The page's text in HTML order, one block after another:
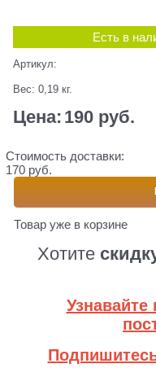
Есть в
Артикул:
Вес: 0,19 кг.
Цена: 190 руб.
Стоимость доставки:
170 руб.
Товар уже в корзине
Хотите